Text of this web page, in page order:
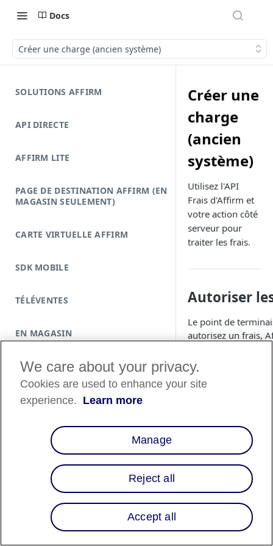
Docs
Créer une charge (ancien système)
SOLUTIONS AFFIRM
API DIRECTE
AFFIRM LITE
PAGE DE DESTINATION AFFIRM (EN
MAGASIN SEULEMENT)
CARTE VIRTUELLE AFFIRM
SDK MOBILE
TÉLÉVENTES
EN MAGASIN
Créer une
charge
(ancien
système)
Utilisez l'API
Frais d'Affirm et
votre action côté
serveur pour
traiter les frais.
Autoriser
Le point de
autorisez un frais,
pour le créer
ne pouvez
le prêt dès
Pour autoriser un
retourné par votre
C#
curl https://
     -X POST
We care about your privacy.
Cookies are used to enhance your site
experience. Learn more
Manage
Reject all
Accept all